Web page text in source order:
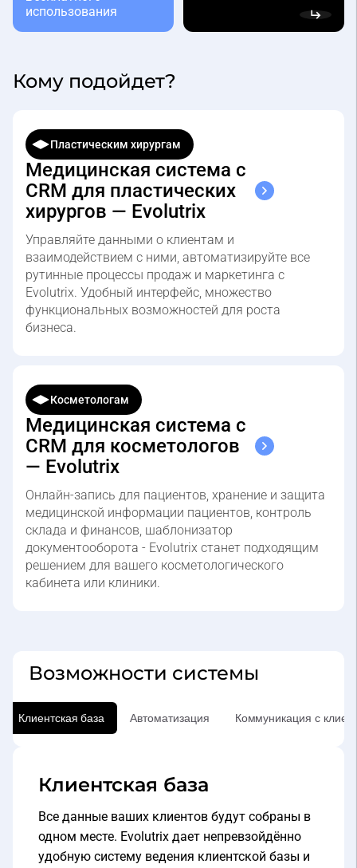
Медицинская система с
CRM для пластических
хирургов — Evolutrix
Управляйте данными о клиентам и
взаимодействием с ними, автоматизируйте все
рутинные процессы продаж и маркетинга с
Evolutrix. Удобный интерфейс, множество
функциональных возможностей для роста
бизнеса.
Медицинская система с
CRM для косметологов
— Evolutrix
Онлайн-запись для пациентов, хранение и защита
медицинской информации пациентов, контроль
склада и финансов, шаблонизатор
документооборота - Evolutrix станет подходящим
решением для вашего косметологического
кабинета или клиники.
Все данные ваших клиентов будут собраны в
одном месте. Evolutrix дает непревзойдённо
удобную систему ведения клиентской базы и
фильтров, которые позволят быстро и удобно